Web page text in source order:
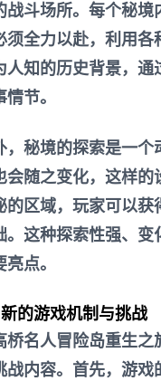
战斗场所。每个秘
须全力以赴，利用
人知的历史背景，
节。
，秘境的探索是一
会随之变化，这样
的区域，玩家可以
。这种探索性强、
亮点。
的游戏机制与挑战
桥名人冒险岛重生
战内容。首先，游